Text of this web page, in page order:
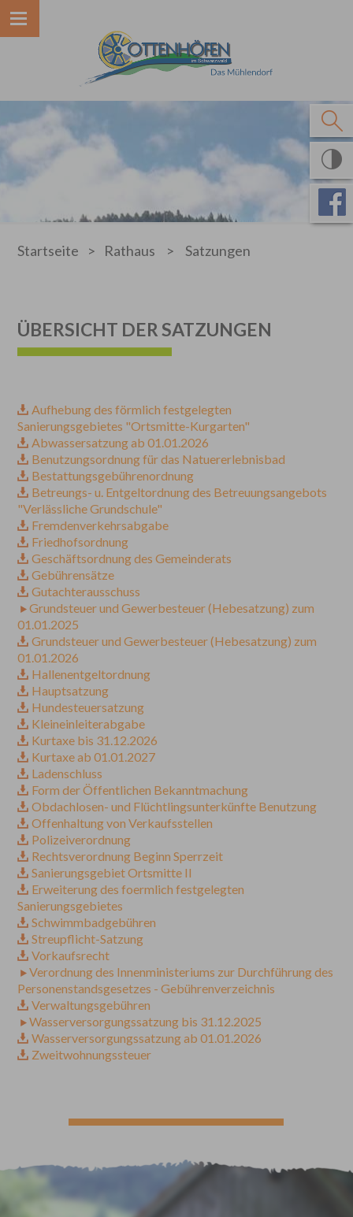
Startseite > Rathaus > Satzungen
ÜBERSICHT DER SATZUNGEN
Aufhebung des förmlich festgelegten
Sanierungsgebietes "Ortsmitte-Kurgarten"
Abwassersatzung ab 01.01.2026
Benutzungsordnung für das Natuererlebnisbad
Bestattungsgebührenordnung
Betreungs- u. Entgeltordnung des Betreuungsangebots
"Verlässliche Grundschule"
Fremdenverkehrsabgabe
Friedhofsordnung
Geschäftsordnung des Gemeinderats
Gebührensätze
Gutachterausschuss
Grundsteuer und Gewerbesteuer (Hebesatzung) zum
01.01.2025
Grundsteuer und Gewerbesteuer (Hebesatzung) zum
01.01.2026
Hallenentgeltordnung
Hauptsatzung
Hundesteuersatzung
Kleineinleiterabgabe
Kurtaxe bis 31.12.2026
Kurtaxe ab 01.01.2027
Ladenschluss
Form der Öffentlichen Bekanntmachung
Obdachlosen- und Flüchtlingsunterkünfte Benutzung
Offenhaltung von Verkaufsstellen
Polizeiverordnung
Rechtsverordnung Beginn Sperrzeit
Sanierungsgebiet Ortsmitte II
Erweiterung des foermlich festgelegten
Sanierungsgebietes
Schwimmbadgebühren
Streupflicht-Satzung
Vorkaufsrecht
Verordnung des Innenministeriums zur Durchführung des
Personenstandsgesetzes - Gebührenverzeichnis
Verwaltungsgebühren
Wasserversorgungssatzung bis 31.12.2025
Wasserversorgungssatzung ab 01.01.2026
Zweitwohnungssteuer